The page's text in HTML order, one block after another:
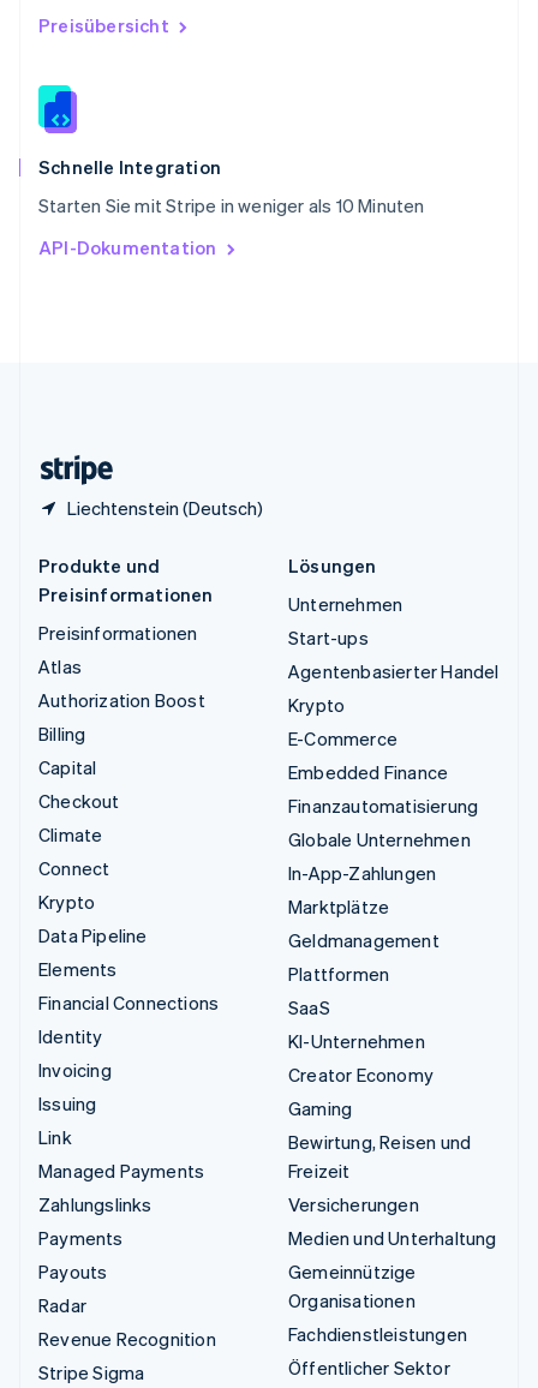
Preisübersicht
Schnelle Integration
Starten Sie mit Stripe in weniger als 10 Minuten
API-Dokumentation
Liechtenstein (Deutsch)
Sonderverwaltungsregion Hongkong,
Spanien
Thailand
ไทยEnglish
English
English
Produkte und
Preisinformationen
Preisinformationen
Atlas
Authorization Boost
Billing
Capital
Checkout
Climate
Connect
Krypto
Data Pipeline
Elements
Financial Connections
Identity
Invoicing
Issuing
Link
Managed Payments
Zahlungslinks
Payments
Payouts
Radar
Revenue Recognition
Stripe Sigma
Lösungen
Unternehmen
Start-ups
Agentenbasierter Handel
Krypto
E-Commerce
Embedded Finance
Finanzautomatisierung
Globale Unternehmen
In-App-Zahlungen
Marktplätze
Geldmanagement
Plattformen
SaaS
KI-Unternehmen
Creator Economy
Gaming
Bewirtung, Reisen und
Freizeit
Versicherungen
Medien und Unterhaltung
Gemeinnützige
Organisationen
Fachdienstleistungen
Öffentlicher Sektor